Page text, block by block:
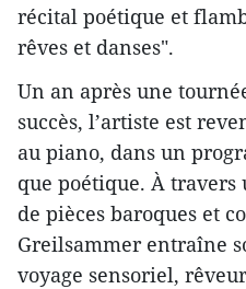
récital poétique et
rêves et danses".
Un an après une
succès, l’artiste est
au piano, dans un
que poétique. À
de pièces baroques et
Greilsammer entraîne
voyage sensoriel,